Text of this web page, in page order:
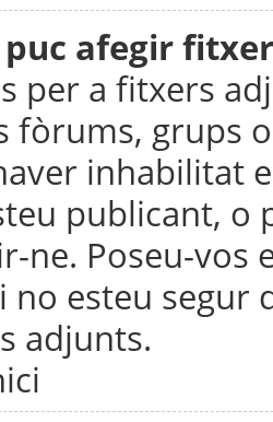
puc afegir
per a fitxers
fòrums, grups
inhabilitat
publicant,
ne. Poseu-vos
no esteu segur
adjunts.